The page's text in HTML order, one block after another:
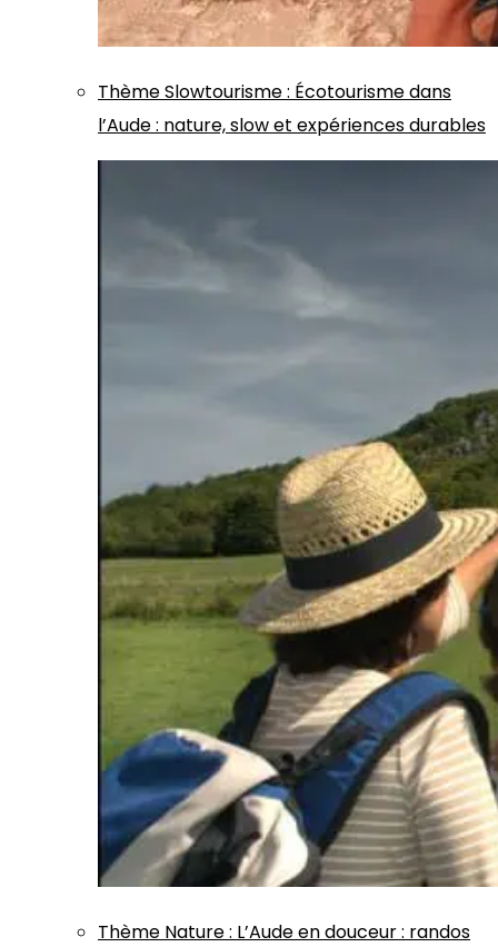
ThèmeSlowtourisme: Écotourisme dans
l’Aude : nature, slow et expériences durables
Thème Nature: L’Aude en douceur : randos